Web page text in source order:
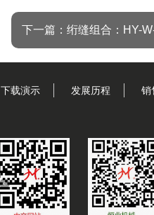
540P
1x
下一篇：绗缝组合：HY-
下载演示 发展历程 销